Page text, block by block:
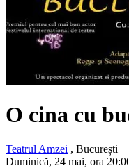
O cina cu
Teatrul Amzei , București
Duminică, 24 mai, ora